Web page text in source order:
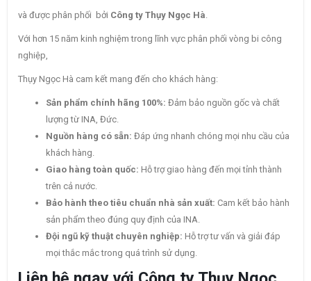
và được phân phối bởi Công ty Thụy Ngọc Hà.
Với hơn 15 năm kinh nghiệm trong lĩnh vực phân phối vòng bi công
nghiệp,
Thụy Ngọc Hà cam kết mang đến cho khách hàng:
Sản phẩm chính hãng 100%: Đảm bảo nguồn gốc và chất
lượng từ INA, Đức.
Nguồn hàng có sẵn: Đáp ứng nhanh chóng mọi nhu cầu của
khách hàng.
Giao hàng toàn quốc: Hỗ trợ giao hàng đến mọi tỉnh thành
trên cả nước.
Bảo hành theo tiêu chuẩn nhà sản xuất: Cam kết bảo hành
sản phẩm theo đúng quy định của INA.
Đội ngũ kỹ thuật chuyên nghiệp: Hỗ trợ tư vấn và giải đáp
mọi thắc mắc trong quá trình sử dụng.